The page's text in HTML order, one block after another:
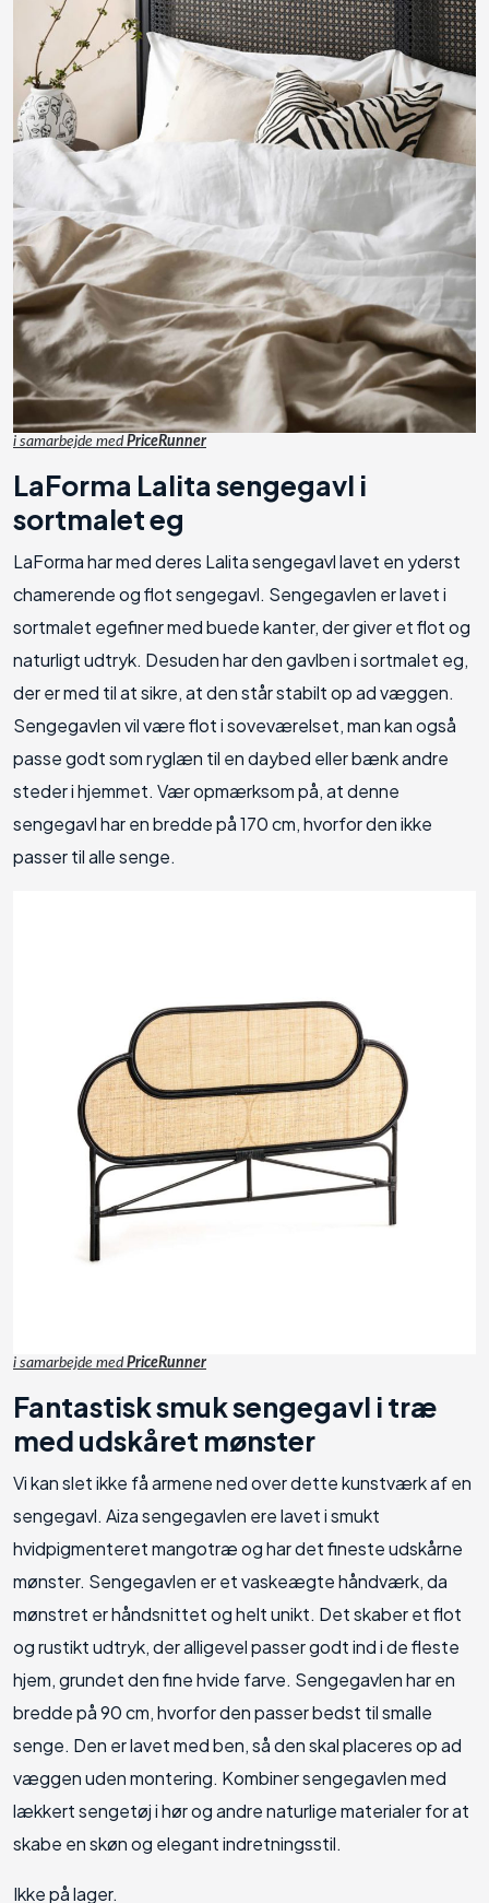
i samarbejde med PriceRunner
LaForma Lalita sengegavl i
sortmalet eg
LaForma har med deres Lalita sengegavl lavet en yderst
chamerende og flot sengegavl. Sengegavlen er lavet i
sortmalet egefiner med buede kanter, der giver et flot og
naturligt udtryk. Desuden har den gavlben i sortmalet eg,
der er med til at sikre, at den står stabilt op ad væggen.
Sengegavlen vil være flot i soveværelset, man kan også
passe godt som ryglæn til en daybed eller bænk andre
steder i hjemmet. Vær opmærksom på, at denne
sengegavl har en bredde på 170 cm, hvorfor den ikke
passer til alle senge.
i samarbejde med PriceRunner
Fantastisk smuk sengegavl i træ
med udskåret mønster
Vi kan slet ikke få armene ned over dette kunstværk af en
sengegavl. Aiza sengegavlen ere lavet i smukt
hvidpigmenteret mangotræ og har det fineste udskårne
mønster. Sengegavlen er et vaskeægte håndværk, da
mønstret er håndsnittet og helt unikt. Det skaber et flot
og rustikt udtryk, der alligevel passer godt ind i de fleste
hjem, grundet den fine hvide farve. Sengegavlen har en
bredde på 90 cm, hvorfor den passer bedst til smalle
senge. Den er lavet med ben, så den skal placeres op ad
væggen uden montering. Kombiner sengegavlen med
lækkert sengetøj i hør og andre naturlige materialer for at
skabe en skøn og elegant indretningsstil.
Ikke på lager.